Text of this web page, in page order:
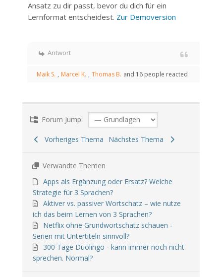
Ansatz zu dir passt, bevor du dich für ein
Lernformat entscheidest. Zur Demoversion
Antwort
Maik S. , Marcel K. , Thomas B. and 16 people reacted
Forum Jump:
Vorheriges Thema Nächstes Thema
Verwandte Themen
Apps als Ergänzung oder Ersatz? Welche
Strategie für 3 Sprachen?
Aktiver vs. passiver Wortschatz – wie nutze
ich das beim Lernen von 3 Sprachen?
Netflix ohne Grundwortschatz schauen -
Serien mit Untertiteln sinnvoll?
300 Tage Duolingo - kann immer noch nicht
sprechen. Normal?